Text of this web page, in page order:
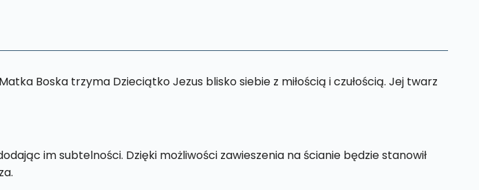
Boska trzyma Dzieciątko Jezus blisko siebie z miłością i czułością. Jej twarz
im subtelności. Dzięki możliwości zawieszenia na ścianie będzie stanowił